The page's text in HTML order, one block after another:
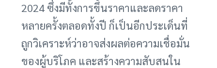
2024 ซึ่งมีทั้งการขึ้นราคาและลดราคา
หลายครั้งตลอดทั้งปี ก็เป็นอีกประเด็นที่
ถูกวิเคราะห์ว่าอาจส่งผลต่อความเชื่อมั่น
ของผู้บริโภค และสร้างความสับสนใน